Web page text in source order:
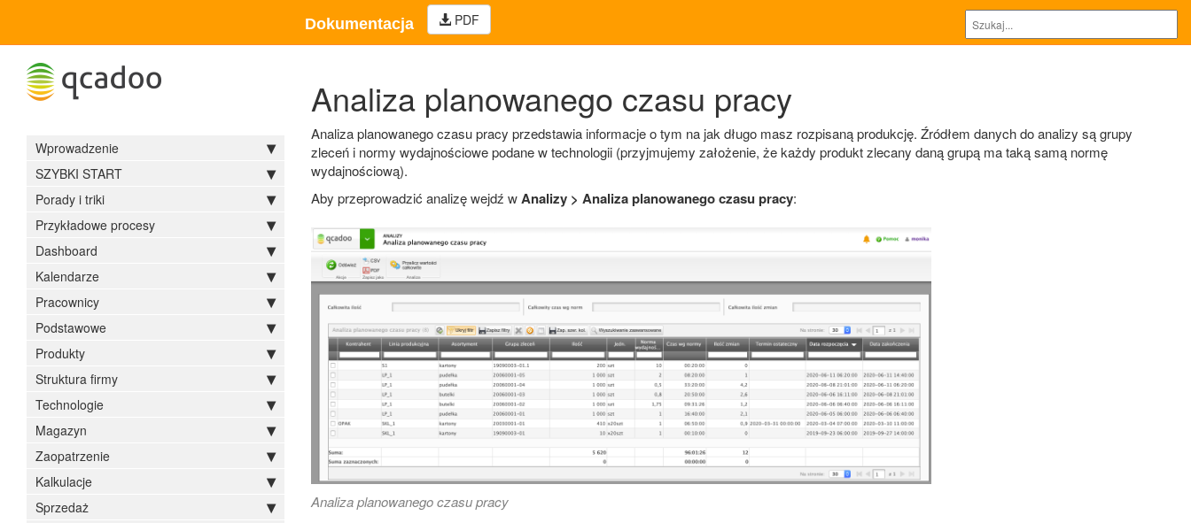
Dokumentacja PDF
Wprowadzenie
SZYBKI START
Porady i triki
Przykładowe procesy
Dashboard
Kalendarze
Pracownicy
Podstawowe
Produkty
Struktura firmy
Technologie
Magazyn
Zaopatrzenie
Kalkulacje
Sprzedaż
Analiza planowanego czasu pracy
Analiza planowanego czasu pracy przedstawia informacje o tym na jak długo masz rozpisaną produkcję. Źródłem danych do analizy są grupy
zleceń i normy wydajnościowe podane w technologii (przyjmujemy założenie, że każdy produkt zlecany daną grupą ma taką samą normę
wydajnościową).
Aby przeprowadzić analizę wejdź wAnalizy > Analiza planowanego czasu pracy:
Analiza planowanego czasu pracy